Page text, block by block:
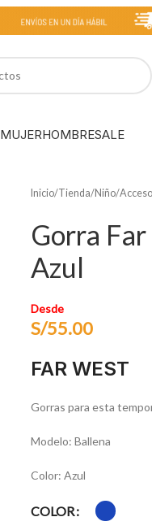
MUJERHOMBRESALE
Inicio/Tienda/Niño/
Gorra
Azul
Desde
S/55.00
FAR WEST
Gorras para esta
Modelo: Ballena
Color: Azul
COLOR